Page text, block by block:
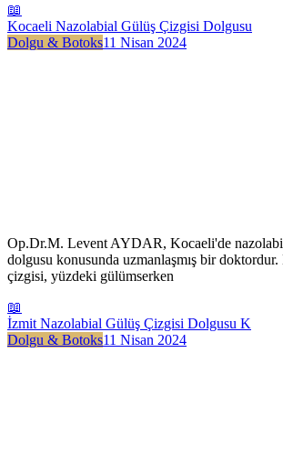
📖
Kocaeli Nazolabial Gülüş Çizgisi Dolgusu
Dolgu & Botoks11 Nisan 2024
Op.Dr.M. Levent AYDAR, Kocaeli'de
dolgusu konusunda uzmanlaşmış bir
çizgisi, yüzdeki gülümserken
📖
İzmit Nazolabial Gülüş Çizgisi Dolgusu K
Dolgu & Botoks11 Nisan 2024